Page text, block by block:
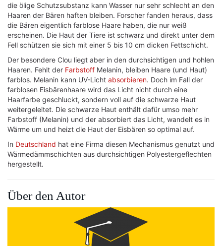
die ölige Schutzsubstanz kann Wasser nur sehr schlecht an den
Haaren der Bären haften bleiben. Forscher fanden heraus, dass
die Bären eigentlich farblose Haare haben, die nur weiß
erscheinen. Die Haut der Tiere ist schwarz und direkt unter dem
Fell schützen sie sich mit einer 5 bis 10 cm dicken Fettschicht.
Der besondere Clou liegt aber in den durchsichtigen und hohlen
Haaren. Fehlt der Farbstoff Melanin, bleiben Haare (und Haut)
farblos. Melanin kann UV-Licht absorbieren. Doch im Fall der
farblosen Eisbärenhaare wird das Licht nicht durch eine
Haarfarbe geschluckt, sondern voll auf die schwarze Haut
weitergeleitet. Die schwarze Haut enthält dafür umso mehr
Farbstoff (Melanin) und der absorbiert das Licht, wandelt es in
Wärme um und heizt die Haut der Eisbären so optimal auf.
In Deutschland hat eine Firma diesen Mechanismus genutzt und
Wärmedämmschichten aus durchsichtigen Polyestergeflechten
hergestellt.
Über den Autor